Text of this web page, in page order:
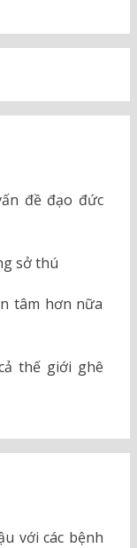
đề đạo đức
sở thú
tâm hơn nữa
thế giới ghê
với các bệnh